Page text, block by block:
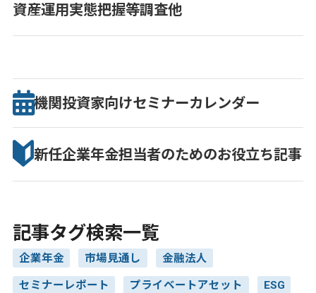
資産運用実態把握等調査他
機関投資家向けセミナーカレンダー
新任企業年金担当者のためのお役立ち記事
記事タグ検索一覧
企業年金 市場見通し 金融法人
セミナーレポート プライベートアセット ESG